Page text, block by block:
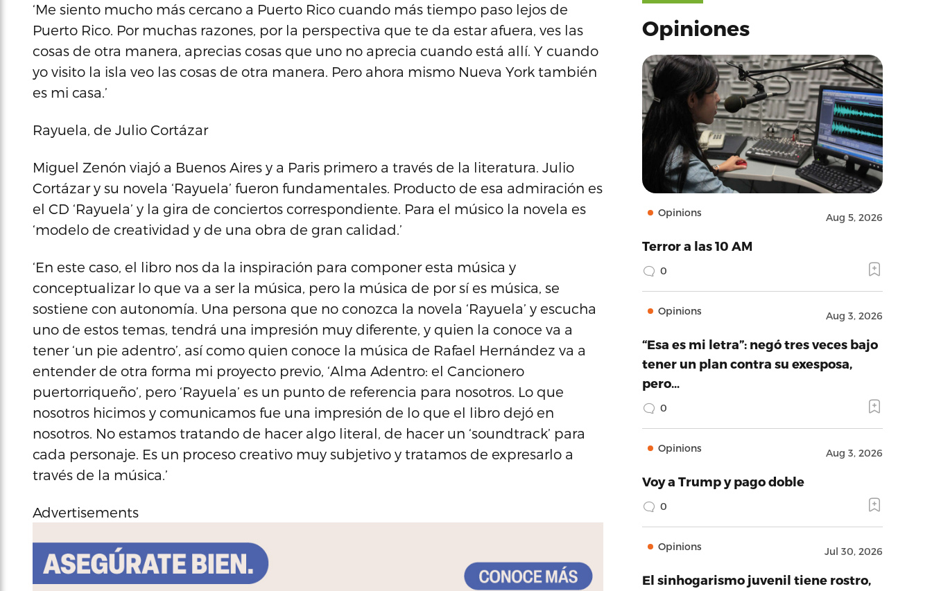
‘Me siento mucho más cercano a Puerto Rico cuando más tiempo paso lejos de
Puerto Rico. Por muchas razones, por la perspectiva que te da estar afuera, ves las
cosas de otra manera, aprecias cosas que uno no aprecia cuando está allí. Y cuando
yo visito la isla veo las cosas de otra manera. Pero ahora mismo Nueva York también
es mi casa.’
Rayuela, de Julio Cortázar
Miguel Zenón viajó a Buenos Aires y a Paris primero a través de la literatura. Julio
Cortázar y su novela ‘Rayuela’ fueron fundamentales. Producto de esa admiración es
el CD ‘Rayuela’ y la gira de conciertos correspondiente. Para el músico la novela es
‘modelo de creatividad y de una obra de gran calidad.’
‘En este caso, el libro nos da la inspiración para componer esta música y
conceptualizar lo que va a ser la música, pero la música de por sí es música, se
sostiene con autonomía. Una persona que no conozca la novela ‘Rayuela’ y escucha
uno de estos temas, tendrá una impresión muy diferente, y quien la conoce va a
tener ‘un pie adentro’, así como quien conoce la música de Rafael Hernández va a
entender de otra forma mi proyecto previo, ‘Alma Adentro: el Cancionero
puertorriqueño’, pero ‘Rayuela’ es un punto de referencia para nosotros. Lo que
nosotros hicimos y comunicamos fue una impresión de lo que el libro dejó en
nosotros. No estamos tratando de hacer algo literal, de hacer un ‘soundtrack’ para
cada personaje. Es un proceso creativo muy subjetivo y tratamos de expresarlo a
través de la música.’
Advertisements
Opiniones
Opinions Aug 5, 2026
Terror a las 10 AM
0
Opinions Aug 3, 2026
“Esa es mi letra”: negó tres veces bajo
tener un plan contra su exesposa,
pero…
0
Opinions Aug 3, 2026
Voy a Trump y pago doble
0
Opinions Jul 30, 2026
El sinhogarismo juvenil tiene rostro,